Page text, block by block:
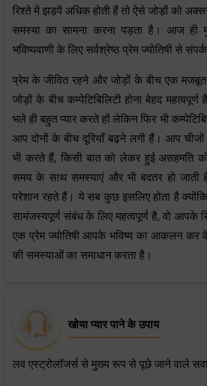
रिश्ते में झड़पें अधिक होती हैं तो ऐसे जोड़ों को
समस्या का सामना करना पड़ता है। आज ही
भविष्यवाणी के लिए सर्वश्रेष्ठ प्रेम ज्योतिषी से
प्रेम के जीवित रहने और जोड़ों के बीच एक मजबूत
जोड़ों के बीच कम्पेटिबिलिटी होना बेहद
भले ही बहुत प्यार करते हों लेकिन फिर भी
आप दोनों के बीच दूरियाँ बढ़ने लगी हैं। आप
भी करते हैं, किसी बात को लेकर हुई असहमति
समय के साथ समस्याएं और भी बदतर हो
परेशान रहते हैं। ये सब कुछ इसलिए होता है
सामंजस्यपूर्ण संबंध के लिए महत्वपूर्ण है, वो आपके
एक प्रेम ज्योतिषी आपके भविष्य का आकलन कर
की समस्याओं का समाधान करता है।
खोया प्यार पाने के उपाय
लव एस्ट्रोलॉजर्स से मुख्य रूप से पूछे जाने वाले